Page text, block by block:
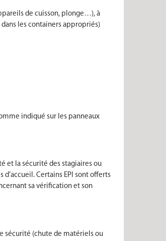
de cuisson, plonge…), à
les containers appropriés)
indiqué sur les panneaux
et la sécurité des stagiaires ou
Certains EPI sont offerts
sa vérification et son
sécurité (chute de matériels ou